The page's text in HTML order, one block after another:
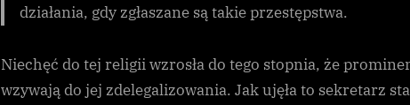
działania, gdy zgłaszane są takie przestępstwa.
Niechęć do tej religii wzrosła do tego stopnia, że
wzywają do jej zdelegalizowania. Jak ujęła to sekretarz